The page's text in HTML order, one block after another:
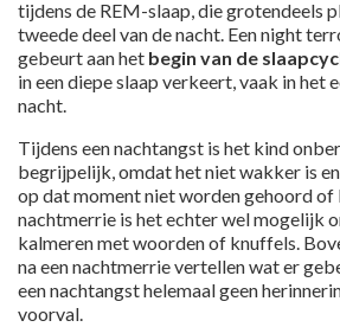
tijdens de REM-slaap, die grotendeels
tweede deel van de nacht. Een night
gebeurt aan het begin van de
in een diepe slaap verkeert, vaak in het
nacht.
Tijdens een nachtangst is het kind
begrijpelijk, omdat het niet wakker is
op dat moment niet worden gehoord of
nachtmerrie is het echter wel mogelijk
kalmeren met woorden of knuffels.
na een nachtmerrie vertellen wat er
een nachtangst helemaal geen
voorval.